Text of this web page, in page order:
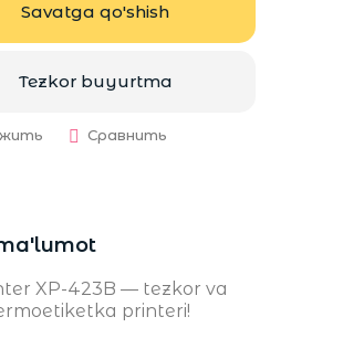
Savatga qo'shish
Tezkor buyurtma
XP-423B — tezkor va
printeri!